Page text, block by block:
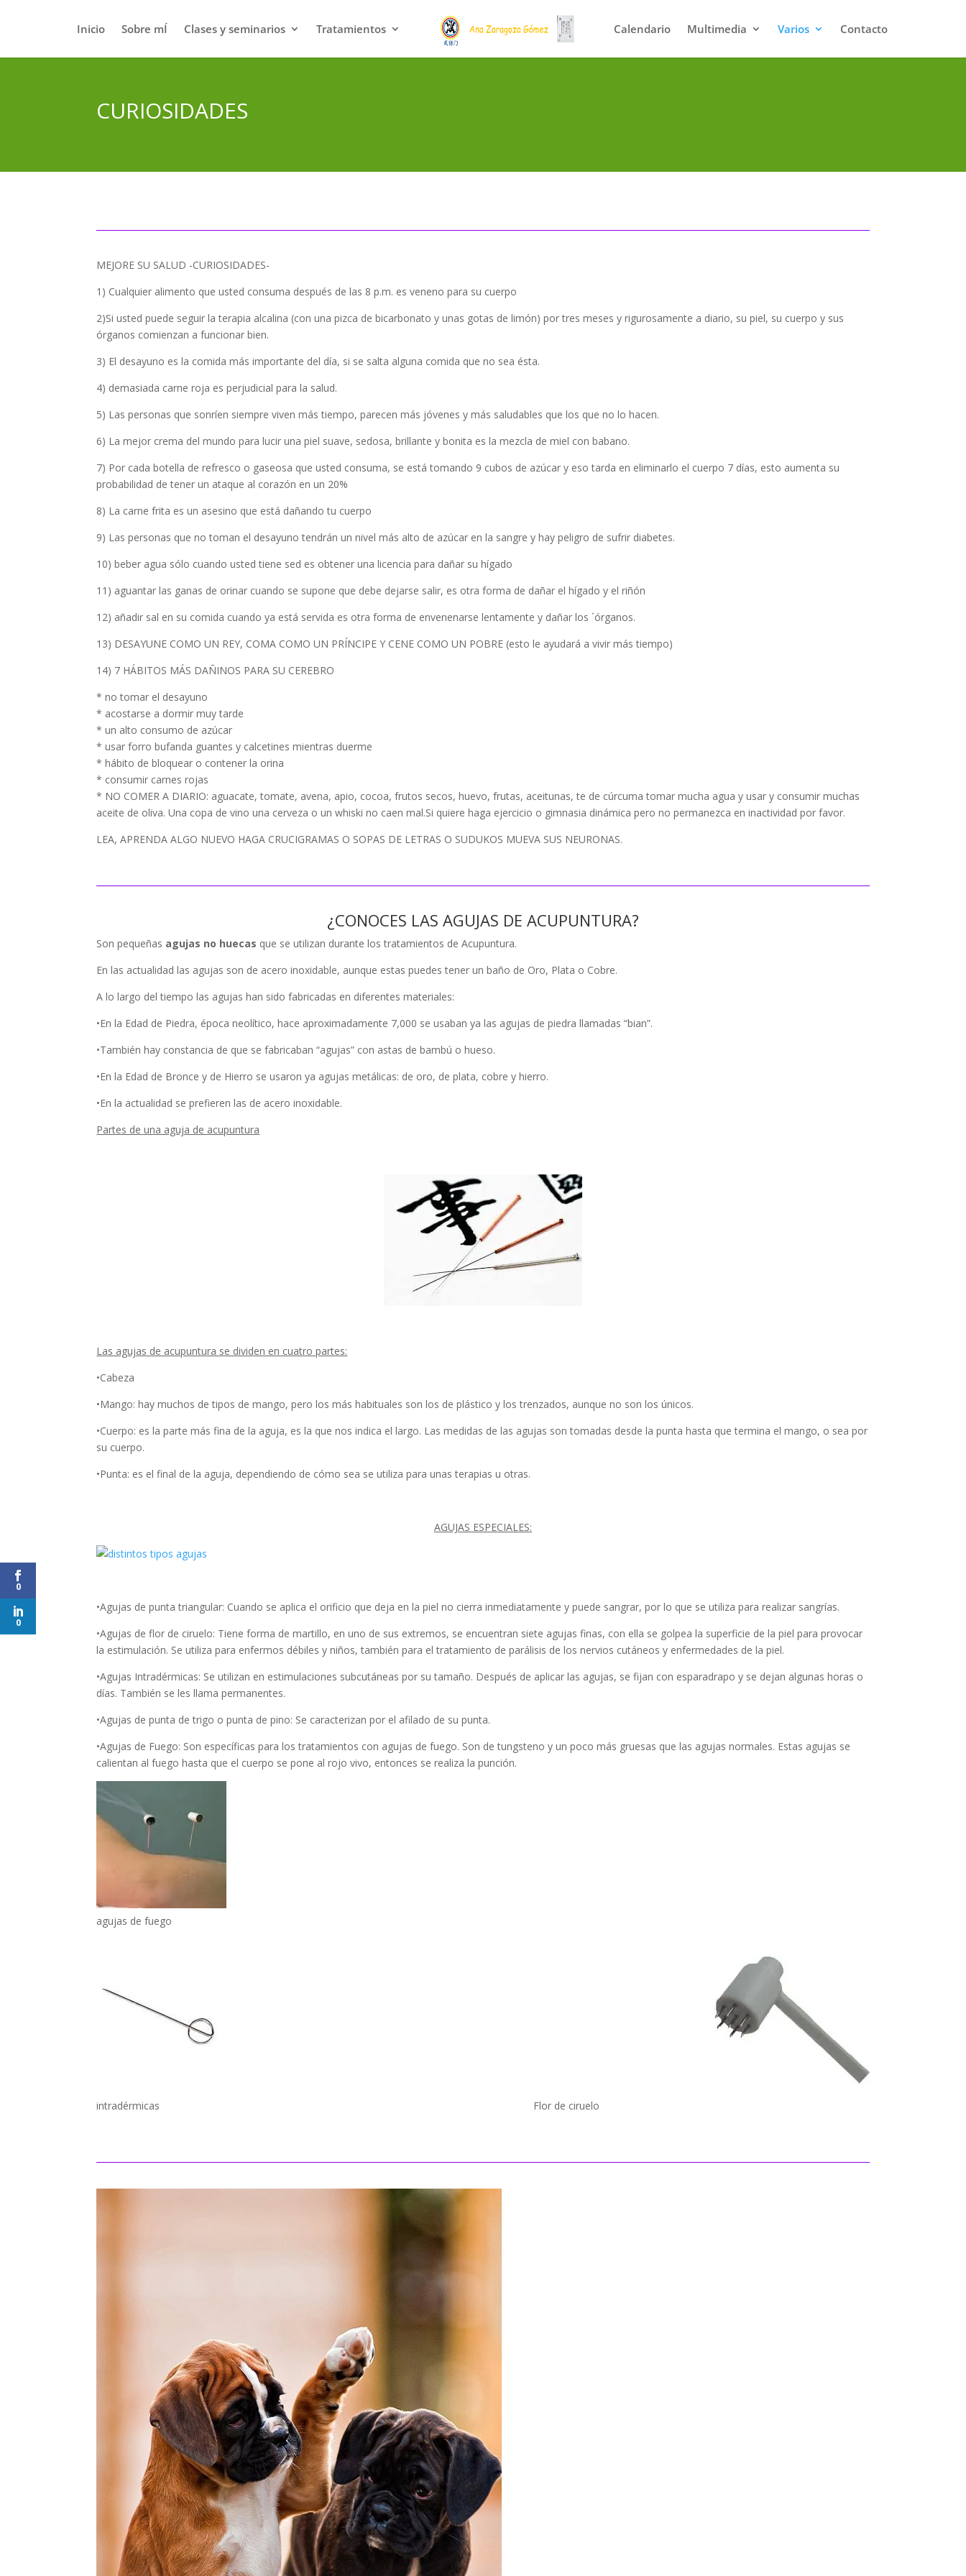
Inicio Sobre mÍ Clases y seminarios Tratamientos Calendario Multimedia Varios Contacto
CURIOSIDADES
MEJORE SU SALUD -CURIOSIDADES-
1) Cualquier alimento que usted consuma después de las 8 p.m. es veneno para su cuerpo
2)Si usted puede seguir la terapia alcalina (con una pizca de bicarbonato y unas gotas de limón) por tres meses y rigurosamente a diario, su piel, su cuerpo y sus
órganos comienzan a funcionar bien.
3) El desayuno es la comida más importante del día, si se salta alguna comida que no sea ésta.
4) demasiada carne roja es perjudicial para la salud.
5) Las personas que sonríen siempre viven más tiempo, parecen más jóvenes y más saludables que los que no lo hacen.
6) La mejor crema del mundo para lucir una piel suave, sedosa, brillante y bonita es la mezcla de miel con babano.
7) Por cada botella de refresco o gaseosa que usted consuma, se está tomando 9 cubos de azúcar y eso tarda en eliminarlo el cuerpo 7 días, esto aumenta su
probabilidad de tener un ataque al corazón en un 20%
8) La carne frita es un asesino que está dañando tu cuerpo
9) Las personas que no toman el desayuno tendrán un nivel más alto de azúcar en la sangre y hay peligro de sufrir diabetes.
10) beber agua sólo cuando usted tiene sed es obtener una licencia para dañar su hígado
11) aguantar las ganas de orinar cuando se supone que debe dejarse salir, es otra forma de dañar el hígado y el riñón
12) añadir sal en su comida cuando ya está servida es otra forma de envenenarse lentamente y dañar los ´órganos.
13) DESAYUNE COMO UN REY, COMA COMO UN PRÍNCIPE Y CENE COMO UN POBRE (esto le ayudará a vivir más tiempo)
14) 7 HÁBITOS MÁS DAÑINOS PARA SU CEREBRO
* no tomar el desayuno
* acostarse a dormir muy tarde
* un alto consumo de azúcar
* usar forro bufanda guantes y calcetines mientras duerme
* hábito de bloquear o contener la orina
* consumir carnes rojas
* NO COMER A DIARIO: aguacate, tomate, avena, apio, cocoa, frutos secos, huevo, frutas, aceitunas, te de cúrcuma tomar mucha agua y usar y consumir muchas
aceite de oliva. Una copa de vino una cerveza o un whiski no caen mal.Si quiere haga ejercicio o gimnasia dinámica pero no permanezca en inactividad por favor.
LEA, APRENDA ALGO NUEVO HAGA CRUCIGRAMAS O SOPAS DE LETRAS O SUDUKOS MUEVA SUS NEURONAS.
¿CONOCES LAS AGUJAS DE ACUPUNTURA?
Son pequeñas agujas no huecas que se utilizan durante los tratamientos de Acupuntura.
En las actualidad las agujas son de acero inoxidable, aunque estas puedes tener un baño de Oro, Plata o Cobre.
A lo largo del tiempo las agujas han sido fabricadas en diferentes materiales:
•En la Edad de Piedra, época neolítico, hace aproximadamente 7,000 se usaban ya las agujas de piedra llamadas “bian”.
•También hay constancia de que se fabricaban “agujas” con astas de bambú o hueso.
•En la Edad de Bronce y de Hierro se usaron ya agujas metálicas: de oro, de plata, cobre y hierro.
•En la actualidad se prefieren las de acero inoxidable.
Partes de una aguja de acupuntura
Las agujas de acupuntura se dividen en cuatro partes:
•Cabeza
•Mango: hay muchos de tipos de mango, pero los más habituales son los de plástico y los trenzados, aunque no son los únicos.
•Cuerpo: es la parte más fina de la aguja, es la que nos indica el largo. Las medidas de las agujas son tomadas desde la punta hasta que termina el mango, o sea por
su cuerpo.
•Punta: es el final de la aguja, dependiendo de cómo sea se utiliza para unas terapias u otras.
AGUJAS ESPECIALES:
•Agujas de punta triangular: Cuando se aplica el orificio que deja en la piel no cierra inmediatamente y puede sangrar, por lo que se utiliza para realizar sangrías.
•Agujas de flor de ciruelo: Tiene forma de martillo, en uno de sus extremos, se encuentran siete agujas finas, con ella se golpea la superficie de la piel para provocar
la estimulación. Se utiliza para enfermos débiles y niños, también para el tratamiento de parálisis de los nervios cutáneos y enfermedades de la piel.
•Agujas Intradérmicas: Se utilizan en estimulaciones subcutáneas por su tamaño. Después de aplicar las agujas, se fijan con esparadrapo y se dejan algunas horas o
días. También se les llama permanentes.
•Agujas de punta de trigo o punta de pino: Se caracterizan por el afilado de su punta.
•Agujas de Fuego: Son específicas para los tratamientos con agujas de fuego. Son de tungsteno y un poco más gruesas que las agujas normales. Estas agujas se
calientan al fuego hasta que el cuerpo se pone al rojo vivo, entonces se realiza la punción.
agujas de fuego
intradérmicas Flor de ciruelo
0
0